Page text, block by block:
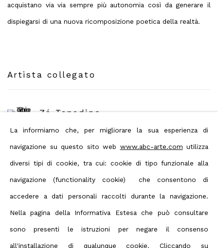
acquistano via via sempre più autonomia così da generare il
dispiegarsi di una nuova ricomposizione poetica della realtà.
Artista collegato
Zé Tepedino
Condividi
Privacy Policy Manage cookies
La informiamo che, per migliorare la sua esperienza di
navigazione su questo sito web www.abc-arte.com utilizza
diversi tipi di cookie, tra cui: cookie di tipo funzionale alla
navigazione (functionality cookie) che consentono di
accedere a dati personali raccolti durante la navigazione.
Nella pagina della Informativa Estesa che può consultare
sono presenti le istruzioni per negare il consenso
all'installazione di qualunque cookie. Cliccando su